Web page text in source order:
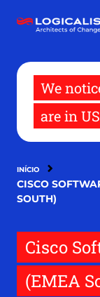
para
We
are in
INÍCIO
CISCO
SOUTH)
Cisco
(EMEA